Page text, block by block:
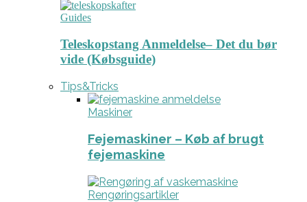
Guides
Teleskopstang Anmeldelse– Det du bør
vide (Købsguide)
Tips&Tricks
Maskiner
Fejemaskiner – Køb af brugt
fejemaskine
Rengøringsartikler